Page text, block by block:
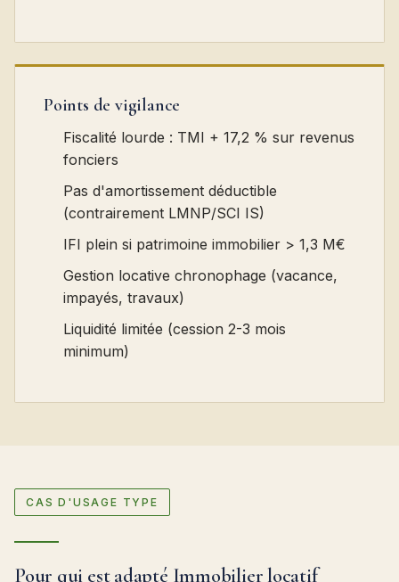
Points de vigilance
Fiscalité lourde : TMI + 17,2 % sur revenus
fonciers
Pas d'amortissement déductible
(contrairement LMNP/SCI IS)
IFI plein si patrimoine immobilier > 1,3 M€
Gestion locative chronophage (vacance,
impayés, travaux)
Liquidité limitée (cession 2-3 mois
minimum)
CAS D'USAGE TYPE
Pour qui est adapté Immobilier locatif